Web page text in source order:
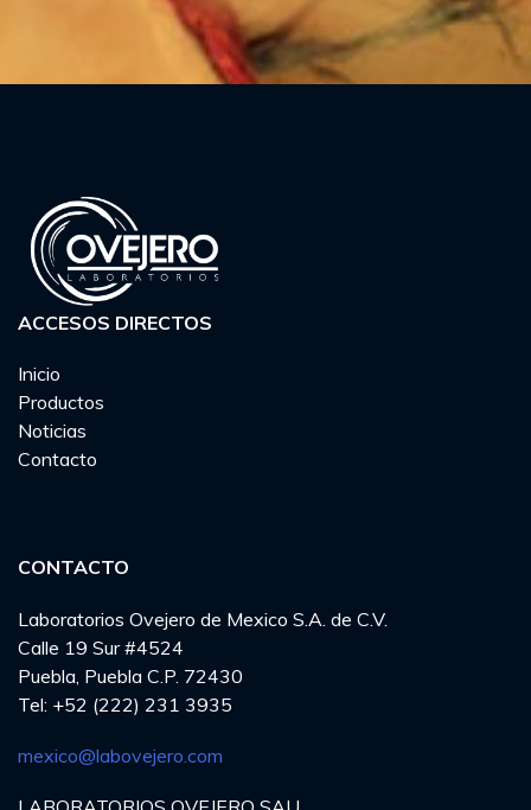
ACCESOS DIRECTOS
Inicio
Productos
Noticias
Contacto
CONTACTO
Laboratorios Ovejero de Mexico S.A. de C.V.
Calle 19 Sur #4524
Puebla, Puebla C.P. 72430
Tel: +52 (222) 231 3935
mexico@labovejero.com